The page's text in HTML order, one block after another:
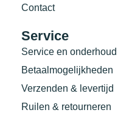
Contact
Service
Service en onderhoud
Betaalmogelijkheden
Verzenden & levertijd
Ruilen & retourneren